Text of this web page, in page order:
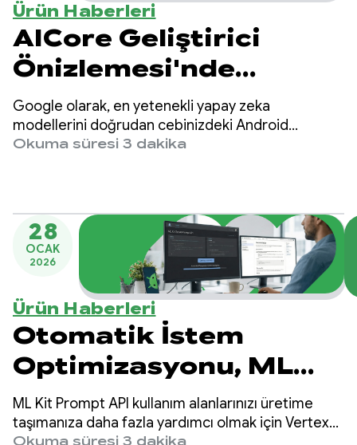
Ürün Haberleri
AICore Geliştirici
Önizlemesi'nde
Gemma 4'ü
duyuruyoruz
Google olarak, en yetenekli yapay zeka
modellerini doğrudan cebinizdeki Android
cihazlara getirmeye kararlıyız. Bugün, en yeni ve
Okuma süresi 3 dakika
28
OCAK
2026
Ürün Haberleri
Otomatik İstem
Optimizasyonu, ML
Kit'in Üretken Yapay
Zeka İstem API'sinde
ML Kit Prompt API kullanım alanlarınızı üretime
taşımanıza daha fazla yardımcı olmak için Vertex